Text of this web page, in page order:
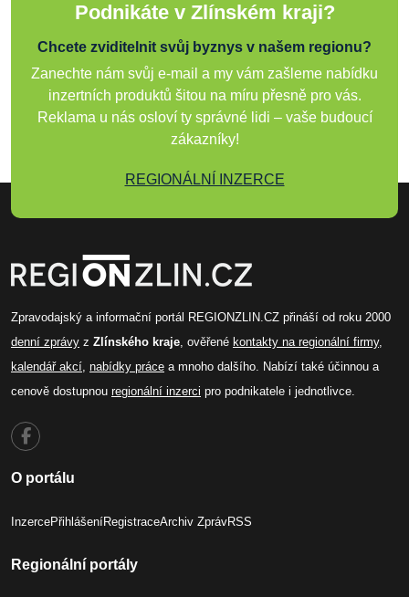
Podnikáte v Zlínském kraji?
Chcete zviditelnit svůj byznys v našem regionu?
Zanechte nám svůj e-mail a my vám zašleme nabídku
inzertních produktů šitou na míru přesně pro vás.
Reklama u nás osloví ty správné lidi – vaše budoucí
zákazníky!
REGIONÁLNÍ INZERCE
Zpravodajský a informační portál REGIONZLIN.CZ přináší od roku 2000
denní zprávy z Zlínského kraje , ověřené kontakty na regionální firmy,
kalendář akcí nabídky práce a mnoho dalšího. Nabízí také účinnou a
cenově dostupnou regionální inzerci pro podnikatele i jednotlivce.
O portálu
InzercePřihlášeníRegistraceArchiv ZprávRSS
Regionální portály